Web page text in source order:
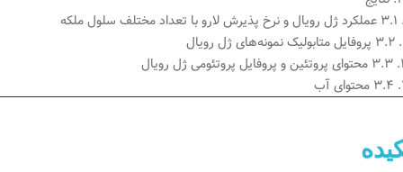
عسل زعفرانی -